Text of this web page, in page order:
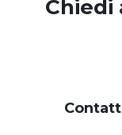
Chiedi